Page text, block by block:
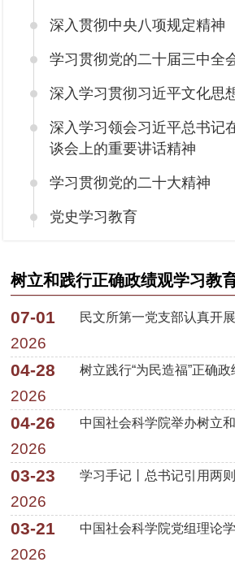
深入贯彻中央八项规定精神
学习贯彻党的二十届三中全
深入学习贯彻习近平文化思
深入学习领会习近平总书记
谈会上的重要讲话精神
学习贯彻党的二十大精神
党史学习教育
树立和践行正确政绩观学习教
07-01
2026
04-28
2026
04-26
2026
03-23
2026
学习手记丨总书记引用两
03-21
2026